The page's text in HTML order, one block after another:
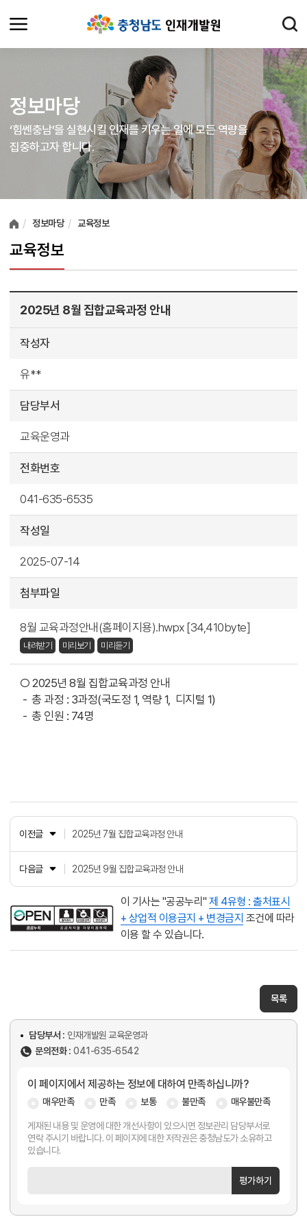
정보마당
‘힘쎈충남’을 실현시킬 인재를 키우는 일에 모든 역량을
집중하고자 합니다.
정보마당 교육정보
교육정보
2025년 8월 집합교육과정 안내
작성자
유**
담당부서
교육운영과
전화번호
041-635-6535
작성일
2025-07-14
첨부파일
8월 교육과정안내(홈페이지용).hwpx [34,410byte]
내려받기 미리보기 미리듣기
○ 2025년 8월 집합교육과정 안내
- 총 과정 : 3과정(국도정 1, 역량 1, 디지털 1)
- 총 인원 : 74명
이전글 2025년 7월 집합교육과정 안내
다음글 2025년 9월 집합교육과정 안내
이 기사는 "공공누리"제 4유형 : 출처표시
+ 상업적 이용금지 + 변경금지 조건에 따라
이용 할 수 있습니다.
목록
담당부서 : 인재개발원 교육운영과
문의전화 : 041-635-6542
이 페이지에서 제공하는 정보에 대하여 만족하십니까?
매우만족 만족 보통 불만족 매우불만족
게재된 내용 및 운영에 대한 개선사항이 있으시면 정보관리 담당부서로
연락 주시기 바랍니다. 이 페이지에 대한 저작권은 충청남도가 소유하고
있습니다.
여러분들의 의견을 남겨주세요.
평가하기